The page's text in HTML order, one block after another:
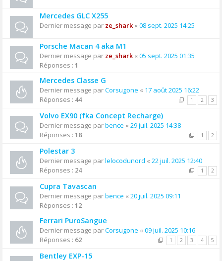
Mercedes GLC X255
Dernier message par ze_shark« 08 sept. 2025 14:25
Porsche Macan 4 aka M1
Dernier message par ze_shark« 05 sept. 2025 01:35
Réponses : 1
Mercedes Classe G
Dernier message parCorsugone « 17 août 2025 16:22
Réponses : 44 1 2 3
Volvo EX90 (fka Concept Recharge)
Dernier message parbence « 29 juil. 2025 14:38
Réponses : 18 1 2
Polestar 3
Dernier message parlelocodunord « 22 juil. 2025 12:40
Réponses : 24 1 2
Cupra Tavascan
Dernier message parbence « 20 juil. 2025 09:11
Réponses : 12
Ferrari PuroSangue
Dernier message parCorsugone « 09 juil. 2025 10:16
Réponses : 62 1 2 3 4 5
Bentley EXP-15